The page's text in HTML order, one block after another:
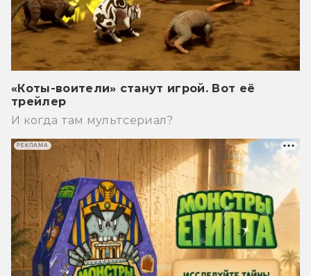
«Коты-воители» станут игрой. Вот её
трейлер
И когда там мультсериал?
РЕКЛАМА